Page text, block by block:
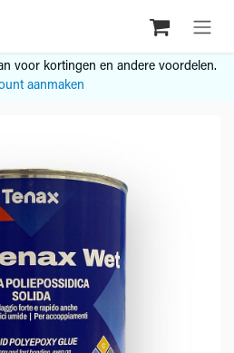
voor kortingen en andere voordelen.
aanmaken